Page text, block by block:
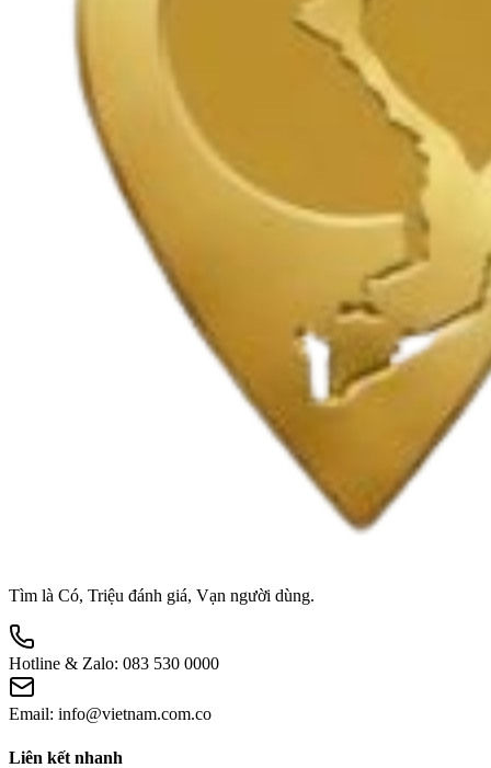
Tìm là Có, Triệu đánh giá, Vạn người dùng.
Hotline & Zalo: 083 530 0000
Email: info@vietnam.com.co
Liên kết nhanh